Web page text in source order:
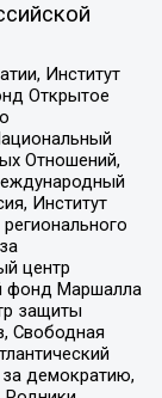
Институт
Открытое
Отношений,
Институт
центр
фонд Маршалла
защиты
Свободная
демократию,